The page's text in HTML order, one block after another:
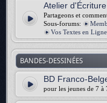
Atelier d'Écriture
Partageons et
Sous-forums:
Vos Textes en Ligne
BANDES-DESSINÉES
BD Franco-
pour les jeunes de 7 à